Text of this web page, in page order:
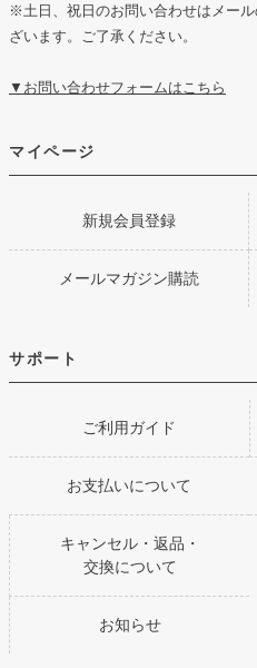
※土日、祝日のお問い合わせはメー
ざいます。ご了承ください。
▼お問い合わせフォームはこちら
マイページ
新規会員登録
メールマガジン購読
サポート
ご利用ガイド
お支払いについて
キャンセル・返品・
交換について
お知らせ